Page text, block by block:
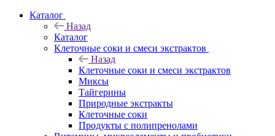
Каталог
Назад
Каталог
Клеточные соки и смеси экстрактов
Назад
Клеточные соки и смеси экстрактов
Миксы
Тайгерины
Природные экстракты
Клеточные соки
Продукты с полипренолами